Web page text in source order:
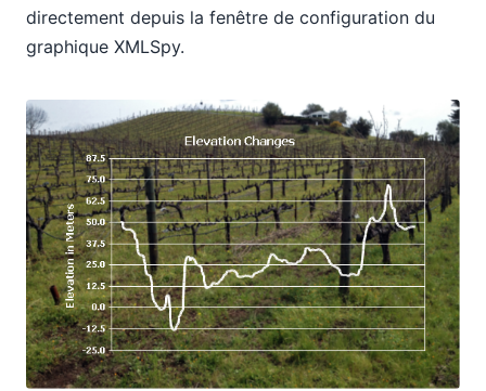
directement depuis la fenêtre de configuration du
graphique XMLSpy.